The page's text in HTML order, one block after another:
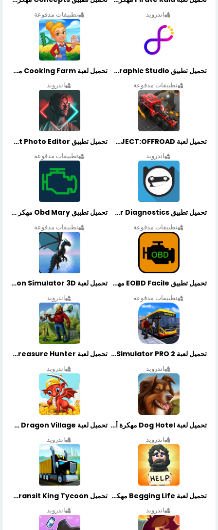
اندرويد تطبيقات مدفوعة
تحميل تطبيق Graphic Studio مهكر أخر إصدار
تطبيقات مدفوعة
تحميل لعبة Cooking Farm مهكرة أخر إصدار
اندرويد
تحميل لعبة PROJECT:OFFROAD مهكرة أخر إصدار
اندرويد
تحميل تطبيق NeonArt Photo Editor مهكر أخر إصدار
تطبيقات مدفوعة
تحميل تطبيق OBDeleven Car Diagnostics مهكر أخر إصدار
تطبيقات مدفوعة
تحميل تطبيق Obd Mary مهكر أخر إصدار
تطبيقات مدفوعة
تحميل تطبيق EOBD Facile مهكر أخر إصدار
تطبيقات مدفوعة
تحميل لعبة Dragon Simulator 3D مهكرة أخر إصدار
اندرويد
تحميل لعبة Bus Simulator PRO 2 مهكرة أخر إصدار
اندرويد
تحميل لعبة Treasure Hunter مهكرة أخر إصدار
اندرويد
تحميل لعبة Dog Hotel مهكرة أخر إصدار
اندرويد
تحميل لعبة Dragon Village مهكرة أخر إصدار
اندرويد
تحميل لعبة Begging Life مهكرة أخر إصدار
اندرويد
تحميل Transit King Tycoon مهكرة أخر إصدار
اندرويد